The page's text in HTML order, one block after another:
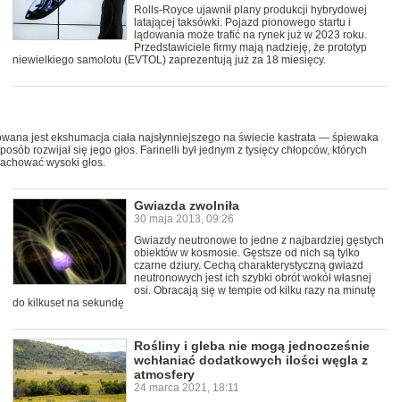
Rolls-Royce ujawnił plany produkcji hybrydowej
latającej taksówki. Pojazd pionowego startu i
lądowania może trafić na rynek już w 2023 roku.
Przedstawiciele firmy mają nadzieję, że prototyp
niewielkiego samolotu (EVTOL) zaprezentują już za 18 miesięcy.
jest ekshumacja ciała najsłynniejszego na świecie kastrata — śpiewaka
rozwijał się jego głos. Farinelli był jednym z tysięcy chłopców, których
wysoki głos.
Gwiazda zwolniła
30 maja 2013, 09:26
Gwiazdy neutronowe to jedne z najbardziej gęstych
obiektów w kosmosie. Gęstsze od nich są tylko
czarne dziury. Cechą charakterystyczną gwiazd
neutronowych jest ich szybki obrót wokół własnej
osi. Obracają się w tempie od kilku razy na minutę
do kilkuset na sekundę
Rośliny i gleba nie mogą jednocześnie
wchłaniać dodatkowych ilości węgla z
atmosfery
24 marca 2021, 18:11